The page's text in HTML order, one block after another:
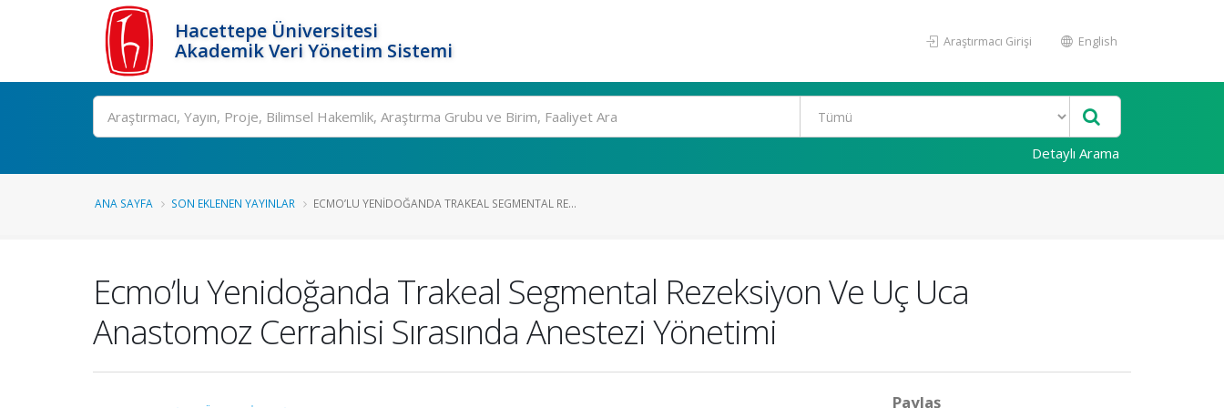
Hacettepe Üniversitesi
Akademik Veri Yönetim Sistemi
Araştırmacı Girişi English
Ara
Detaylı Arama
ANA SAYFA SON EKLENEN YAYINLAR ECMO’LU YENIDOĞANDA TRAKEAL SEGMENTAL RE...
Ecmo’lu Yenidoğanda Trakeal Segmental Rezeksiyon Ve Uç Uca
Anastomoz Cerrahisi Sırasında Anestezi Yönetimi
Paylaş